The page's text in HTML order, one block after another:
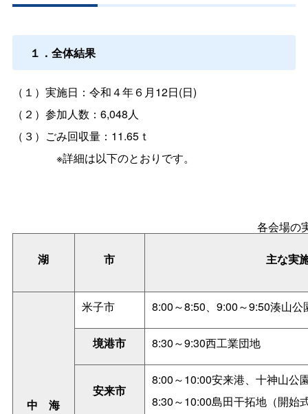
１．全体結果
（１）実施日：令和４年６月12日(日)
（２）参加人数：6,048人
（３）ごみ回収量：11.65ｔ
※詳細は以下のとおりです。
各会場の
湖 市 主な実
中海
米子市 8:00～8:50、9:00～9:50湊山
境港市 8:30～9:30西工業団地
安来市
8:00～10:00安来港、十神山公
8:30～10:00島田干拓地（開始